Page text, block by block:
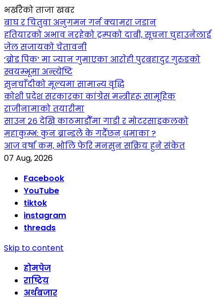
भर्खरैको ताजा खबर
बाघ र चितुवा अनुगमन गर्न क्यामरा जडान
हतियारको अभाव नरहेको ट्रम्पको दाबी, सूचना चुहाउनेलाई
जेल सजायको चेतावनी
‘ब्रोड पिक’ मा ज्यान गुमाएका आराेही पुरबहादुर गुरुङको
स्वयम्भूमा अन्त्येष्टि
सुनचाँदीको मूल्यमा सामान्य वृद्धि
कोशी प्रदेश सरकारका कांग्रेस मन्त्रीहरू सामूहिक
राजीनामाको तयारीमा
साउन २६ देखि काठमाडौँमा गाडी र मोटरसाइकलको
महाकुम्भ: कुन ब्रान्डले के गर्दैछन् धमाका ?
आज वर्षा कम, भोलि फेरि मनसुन सक्रिय हुने संकेत
07 Aug, 2026
Facebook
YouTube
tiktok
instagram
threads
Skip to content
होमपेज
राष्ट्रिय
अर्थबजार